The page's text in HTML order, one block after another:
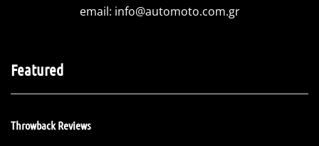
email: info@automoto.com.gr
Featured
Throwback Reviews